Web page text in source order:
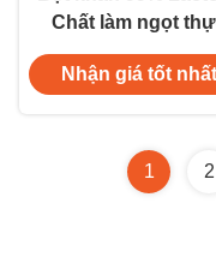
Chất làm ngọt
phẩm tự nhiên CAS
42-3
Nhận giá tốt nhất
1 2